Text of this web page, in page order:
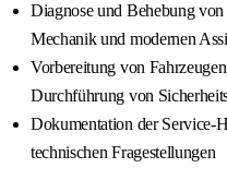
Diagnose und Behebung
Mechanik und modernen
Vorbereitung von
Durchführung von
Dokumentation der Service-
technischen Fragestellungen